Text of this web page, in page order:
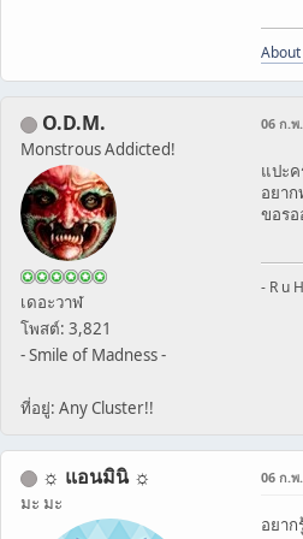
O.D.M.
Monstrous Addicted!
เดอะวาฬ
โพสต์: 3,821
- Smile of Madness -
ที่อยู่: Any Cluster!!
06 ก.พ
แปะ
อยา
ขอร
- R u
☼ แอนมินิ ☼
มะ มะ
06 ก.พ
อยา